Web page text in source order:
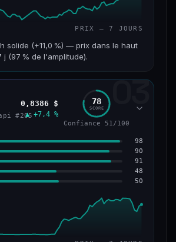
PRIX — 7 JOURS
solide (+11,0 %) — prix dans le haut
j (97 % de l'amplitude).
VOLUME 24 H
VAR. 30 J
+2,1 %
#90
61/100
03
#205
0,8386 $
▲ +7,4 %
78
SCORE
Confiance 51/100
98
90
91
48
50